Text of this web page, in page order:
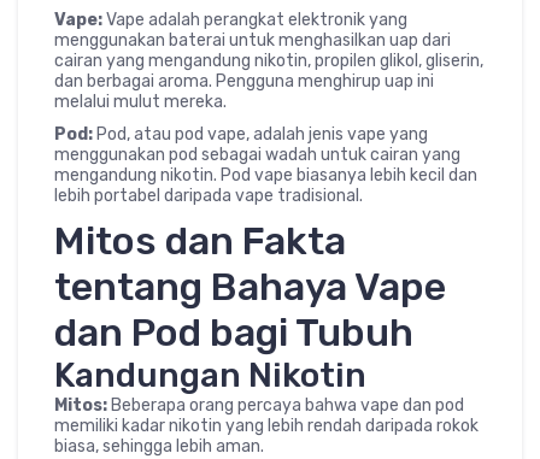
Vape:Vape adalah perangkat elektronik yang
menggunakan baterai untuk menghasilkan uap dari
cairan yang mengandung nikotin, propilen glikol, gliserin,
dan berbagai aroma. Pengguna menghirup uap ini
melalui mulut mereka.
Pod: Pod, atau pod vape, adalah jenis vape yang
menggunakan pod sebagai wadah untuk cairan yang
mengandung nikotin. Pod vape biasanya lebih kecil dan
lebih portabel daripada vape tradisional.
Mitos dan Fakta
tentang Bahaya Vape
dan Pod bagi Tubuh
Kandungan Nikotin
Mitos: Beberapa orang percaya bahwa vape dan pod
memiliki kadar nikotin yang lebih rendah daripada rokok
biasa, sehingga lebih aman.